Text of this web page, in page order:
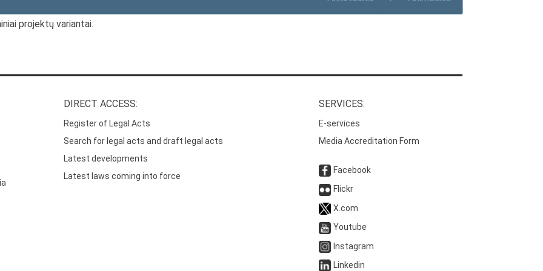
projektų variantai.
DIRECT ACCESS:
Register of Legal Acts
Search for legal acts and draft legal acts
Latest developments
Latest laws coming into force
SERVICES:
E-services
Media Accreditation Form
Facebook
Flickr
X.com
Youtube
Instagram
Linkedin